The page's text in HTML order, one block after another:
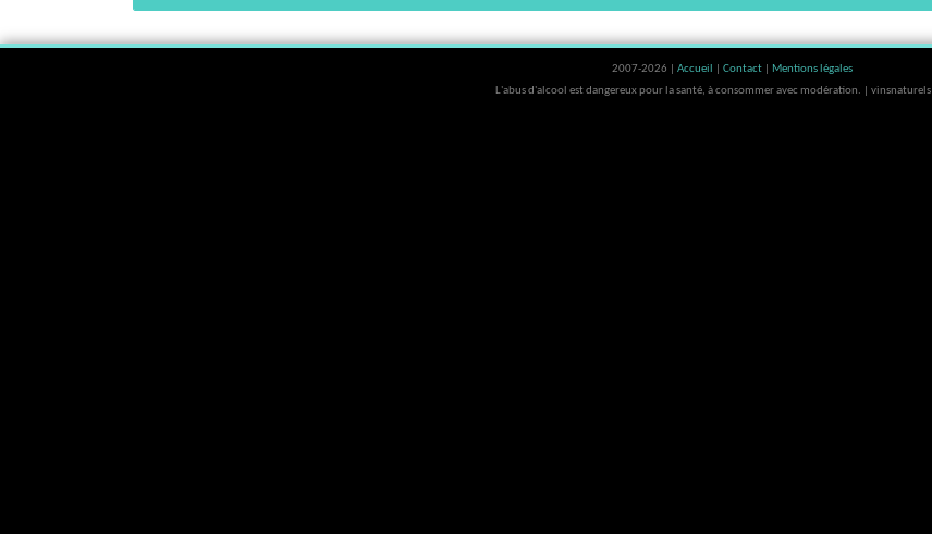
2007-2026 | Accueil Contact
Mentions légales
L'abus d'alcool est dangereux pour la santé, à consommer avec modération. |